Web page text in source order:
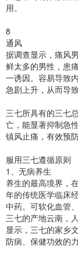
用。
8
通风
据调查显示，痛风
鲜太多的男性，患
一诱因。容易导致
急剧上升，从而导
三七所具有的三七
亡，能显著抑制急
镇风止痛，有效预
服用三七遵循原则
1、无病养生
养生的最高境界，
年的传统医学临床
中药。可软化血管
三七的产地云南，
显示，三七的家乡
防病、保健功效的力